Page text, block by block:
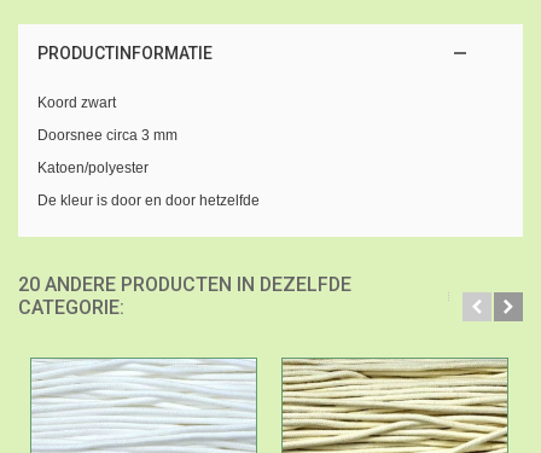
PRODUCTINFORMATIE
Koord zwart
Doorsnee circa 3 mm
Katoen/polyester
De kleur is door en door hetzelfde
20 ANDERE PRODUCTEN IN DEZELFDE
CATEGORIE: